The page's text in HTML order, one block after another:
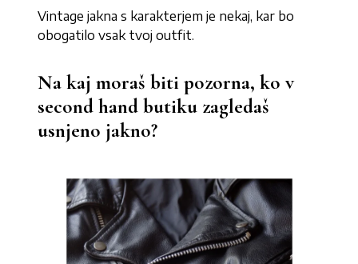
Vintage jakna s karakterjem je nekaj, kar bo
obogatilo vsak tvoj outfit.
Na kaj moraš biti pozorna, ko v
second hand butiku zagledaš
usnjeno jakno?